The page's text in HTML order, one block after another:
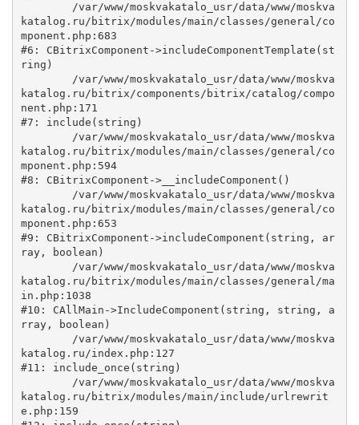
katalog.ru/bitrix/modules/main/classes/general/co
mponent.php:683
#6: CBitrixComponent->includeComponentTemplate(st
ring)
katalog.ru/bitrix/components/bitrix/catalog/compo
nent.php:171
#7: include(string)
katalog.ru/bitrix/modules/main/classes/general/co
mponent.php:594
#8: CBitrixComponent->__includeComponent()
katalog.ru/bitrix/modules/main/classes/general/co
mponent.php:653
#9: CBitrixComponent->includeComponent(string, ar
ray, boolean)
katalog.ru/bitrix/modules/main/classes/general/ma
in.php:1038
#10: CAllMain->IncludeComponent(string, string, a
rray, boolean)
katalog.ru/index.php:127
#11: include_once(string)
katalog.ru/bitrix/modules/main/include/urlrewrit
e.php:159